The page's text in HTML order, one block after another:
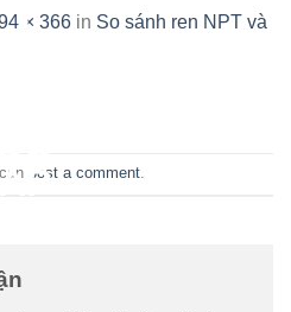
× 366 in So sánh ren NPT và
post a comment.